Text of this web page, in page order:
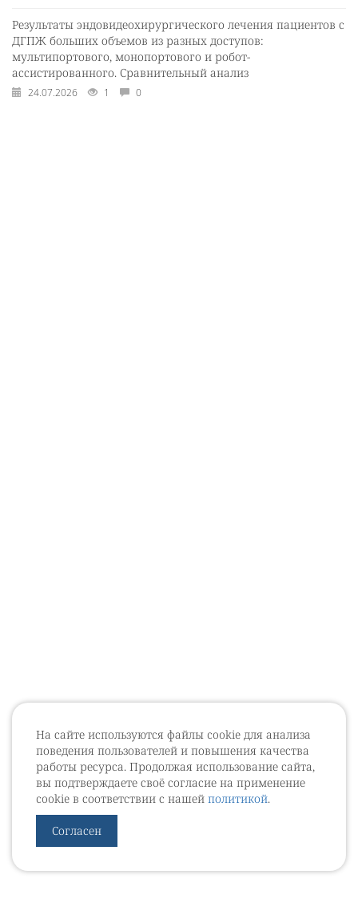
На сайте используются файлы cookie для анализа
поведения пользователей и повышения качества
работы ресурса. Продолжая использование сайта,
вы подтверждаете своё согласие на применение
cookie в соответствии с нашей политикой.
Согласен
Результаты эндовидеохирургического лечения пациентов с
ДГПЖ больших объемов из разных доступов:
мультипортового, монопортового и робот-
ассистированного. Сравнительный анализ
24.07.2026 1 0